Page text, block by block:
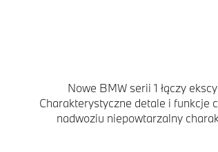
Nowe BMW serii 1 łączy
Charakterystyczne detale i funkcje
nadwoziu niepowtarzalny